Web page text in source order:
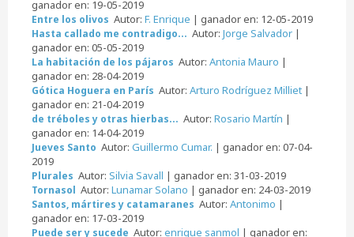
ganador en: 19-05-2019
Entre los olivos Autor: F. Enrique | ganador en: 12-05-2019
Hasta callado me contradigo... Autor: Jorge Salvador |
ganador en: 05-05-2019
La habitación de los pájaros Autor: Antonia Mauro |
ganador en: 28-04-2019
Gótica Hoguera en París Autor: Arturo Rodríguez Milliet |
ganador en: 21-04-2019
de tréboles y otras hierbas... Autor: Rosario Martín |
ganador en: 14-04-2019
Jueves Santo Autor: Guillermo Cumar. | ganador en: 07-04-
2019
Plurales Autor: Silvia Savall | ganador en: 31-03-2019
Tornasol Autor: Lunamar Solano | ganador en: 24-03-2019
Santos, mártires y catamaranes Autor: Antonimo |
ganador en: 17-03-2019
Puede ser y sucede Autor: enrique sanmol | ganador en: